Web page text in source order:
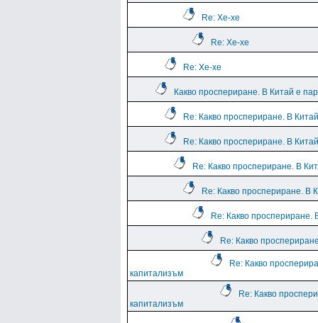
Re: Хе-хе
Re: Хе-хе
Re: Хе-хе
Какво проспериране. В Китай е
Re: Какво проспериране. В
Re: Какво проспериране. В
Re: Какво проспериране. В
Re: Какво проспериране. В
Re: Какво проспериране.
Re: Какво
Re: Какво
капитализъм
Re: Какво
капитализъм